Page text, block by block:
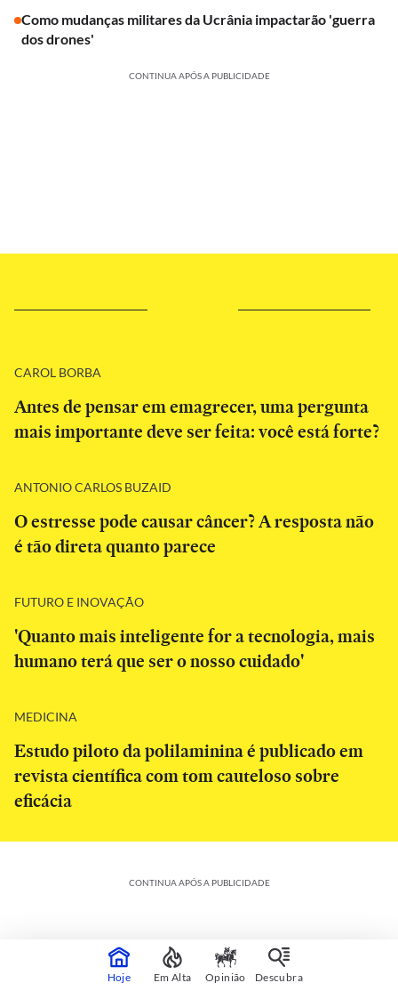
Como mudanças militares da Ucrânia impactarão 'guerra
dos drones'
CONTINUA APÓS A PUBLICIDADE
CAROL BORBA
Antes de pensar em emagrecer, uma pergunta
mais importante deve ser feita: você está forte?
ANTONIO CARLOS BUZAID
O estresse pode causar câncer? A resposta não
é tão direta quanto parece
FUTURO E INOVAÇÃO
'Quanto mais inteligente for a tecnologia, mais
humano terá que ser o nosso cuidado'
MEDICINA
Estudo piloto da polilaminina é publicado em
revista científica com tom cauteloso sobre
eficácia
CONTINUA APÓS A PUBLICIDADE
Hoje Em Alta Opinião Descubra